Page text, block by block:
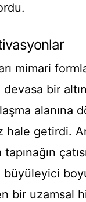
mimari
devasa bir
getirdi.
tapınağın
büyüleyici
bir uzamsal